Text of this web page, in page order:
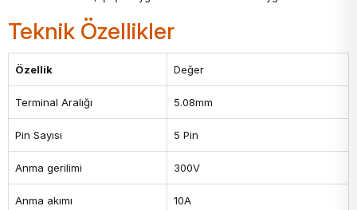
Teknik Özellikler
Özellik Değer
Terminal Aralığı 5.08mm
Pin Sayısı 5 Pin
Anma gerilimi 300V
Anma akımı 10A